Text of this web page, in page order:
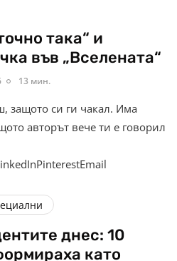
така“ и
във „Вселената“
13 мин.
защото си ги чакал. Има
авторът вече ти е говорил
днес: 10
като